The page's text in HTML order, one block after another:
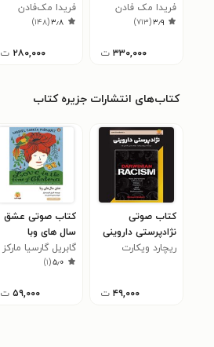
فریدا مک فادن
۳٫۹(۷۱۳)
۳۳۰,۰۰۰ ت
تماشاست
فریدا مک‌فادن
۳٫۸(۱۴۸)
۲۸۰,۰۰۰ ت
کتاب‌های انتشارات جزیره کتاب
کتاب صوتی
نژادپرستی داروینی
(خلاصه کتاب)
ریچارد ویکارت
۴۹,۰۰۰ ت
کتاب صوتی عشق
سال های وبا
(خلاصه کتاب)
گابریل گارسیا مارکز
۵٫۰(۱)
۵۹,۰۰۰ ت